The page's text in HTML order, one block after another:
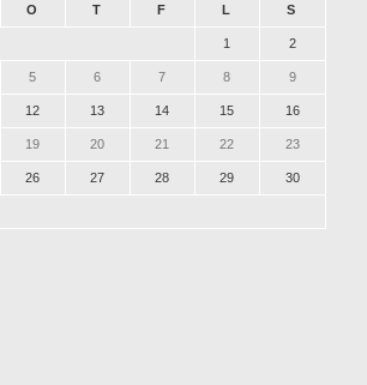
O T F L S
1 2
5 6 7 8 9
12 13 14 15 16
19 20 21 22 23
26 27 28 29 30